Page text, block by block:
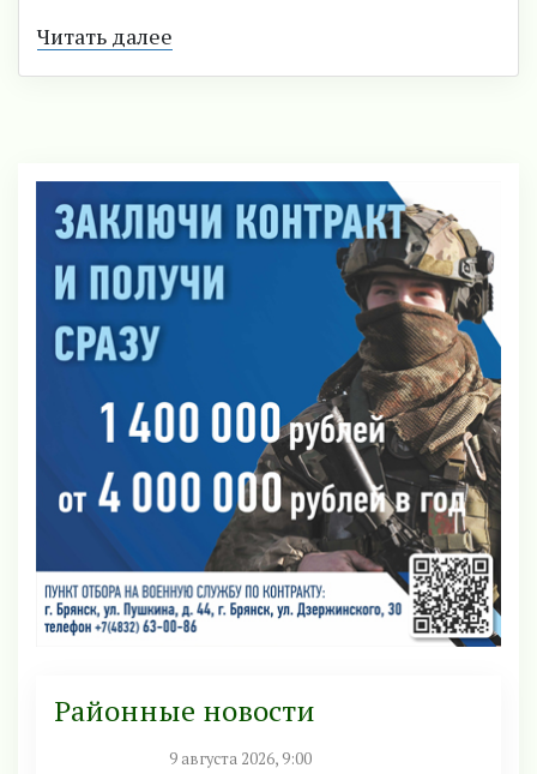
Читать далее
Районные новости
9 августа 2026, 9:00